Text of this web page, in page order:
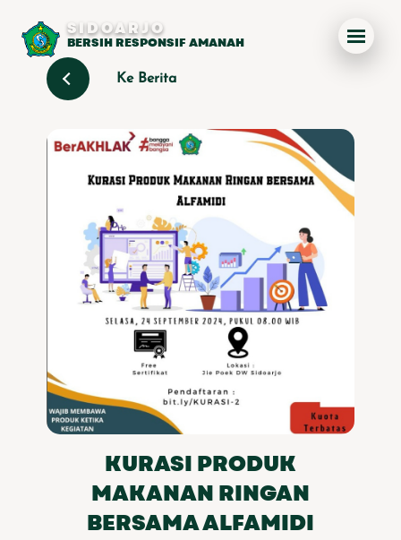
SIDOARJO
BERSIH RESPONSIF AMANAH
Ke Berita
KURASI PRODUK
MAKANAN RINGAN
BERSAMA ALFAMIDI